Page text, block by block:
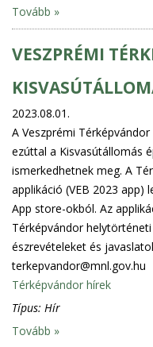
Tovább »
VESZPRÉMI
2023.08.01.
A Veszprémi
ezúttal a Kisvasútállomás
ismerkedhetnek meg. A
applikáció (VEB 2023 app)
App store-okból. Az
Térképvándor
észrevételeket és
terkepvandor@mnl.gov.hu
Térképvándor hírek
Típus: Hír
Tovább »